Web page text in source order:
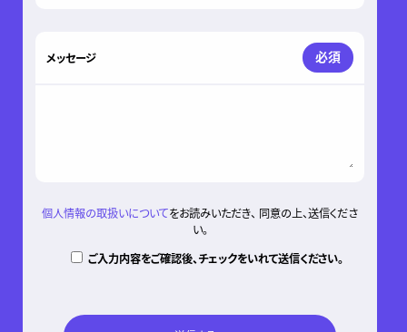
メッセージ 必須
個人情報の取扱いについてをお読みいただき、 同意の上、送信くださ
い。
ご入力内容をご確認後、チェックをいれて送信ください。